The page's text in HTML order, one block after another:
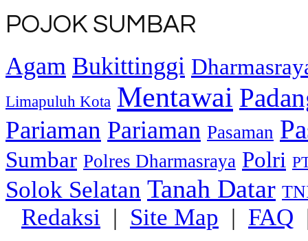
POJOK SUMBAR
Agam Bukittinggi
Limapuluh Kota Mentawai
Pariaman Pariaman Pasaman
Sumbar Polres Dharmasraya Polri
Solok Selatan Tanah Datar
Redaksi | Site Map | FAQ